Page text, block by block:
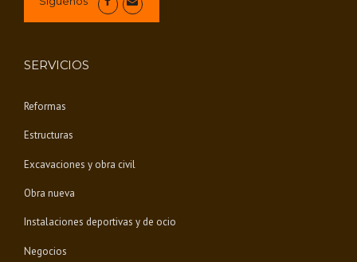
SERVICIOS
Reformas
Estructuras
Excavaciones y obra civil
Obra nueva
Instalaciones deportivas y de ocio
Negocios